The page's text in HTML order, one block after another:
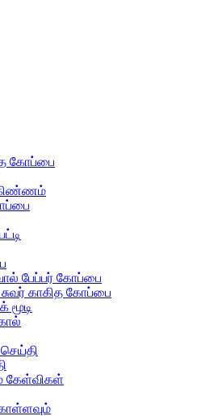
கோப்பை
கிண்ணம்
பேப்பர் கோப்பை
காகித கோப்பை
மூடி
கேள்விகள்